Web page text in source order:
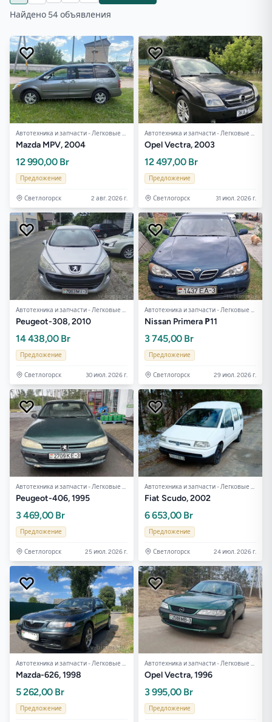
Найдено 54 объявления
Автотехника и запчасти - Легковые авто
Mazda MPV, 2004
12 990,00 Br
Предложение
Светлогорск 2 авг. 2026 г.
Автотехника и запчасти - Легковые авто
Opel Vectra, 2003
12 497,00 Br
Предложение
Светлогорск 31 июл. 2026 г.
Автотехника и запчасти - Легковые авто
Peugeot-308, 2010
14 438,00 Br
Предложение
Светлогорск 30 июл. 2026 г.
Автотехника и запчасти - Легковые авто
Nissan Primera Р11
3 745,00 Br
Предложение
Светлогорск 29 июл. 2026 г.
Автотехника и запчасти - Легковые авто
Peugeot-406, 1995
3 469,00 Br
Предложение
Светлогорск 25 июл. 2026 г.
Автотехника и запчасти - Легковые авто
Fiat Scudo, 2002
6 653,00 Br
Предложение
Светлогорск 24 июл. 2026 г.
Автотехника и запчасти - Легковые авто
Mazda-626, 1998
5 262,00 Br
Предложение
Автотехника и запчасти - Легковые авто
Opel Vectra, 1996
3 995,00 Br
Предложение